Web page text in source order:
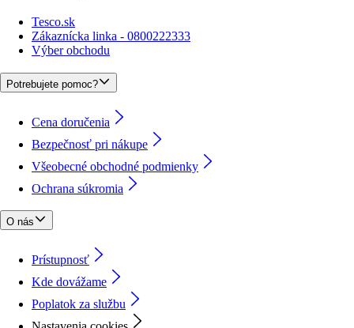
Tesco.sk
Zákaznícka linka - 0800222333
Výber obchodu
Potrebujete pomoc?
Cena doručenia
Bezpečnosť pri nákupe
Všeobecné obchodné podmienky
Ochrana súkromia
O nás
Prístupnosť
Kde dovážame
Poplatok za službu